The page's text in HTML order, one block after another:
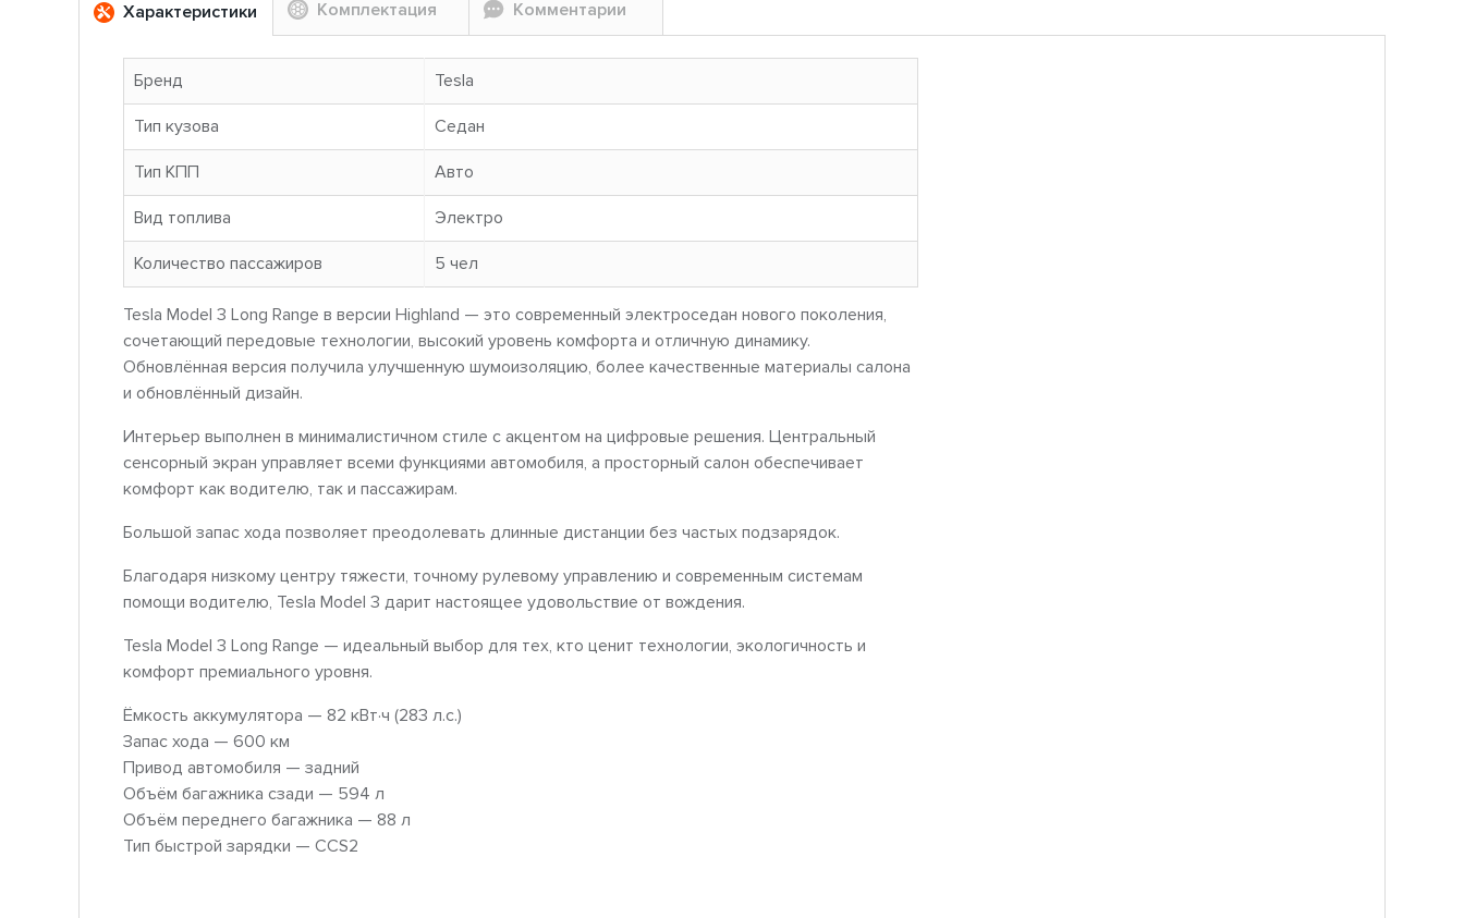
Характеристики Комплектация Комментарии
Бренд Tesla
Тип кузова Седан
Тип КПП Авто
Вид топлива Электро
Количество пассажиров 5 чел
Tesla Model 3 Long Range в версии Highland — это современный электроседан нового поколения,
сочетающий передовые технологии, высокий уровень комфорта и отличную динамику.
Обновлённая версия получила улучшенную шумоизоляцию, более качественные материалы салона
и обновлённый дизайн.
Интерьер выполнен в минималистичном стиле с акцентом на цифровые решения. Центральный
сенсорный экран управляет всеми функциями автомобиля, а просторный салон обеспечивает
комфорт как водителю, так и пассажирам.
Большой запас хода позволяет преодолевать длинные дистанции без частых подзарядок.
Благодаря низкому центру тяжести, точному рулевому управлению и современным системам
помощи водителю, Tesla Model 3 дарит настоящее удовольствие от вождения.
Tesla Model 3 Long Range — идеальный выбор для тех, кто ценит технологии, экологичность и
комфорт премиального уровня.
Ёмкость аккумулятора — 82 кВт·ч (283 л.с.)
Запас хода — 600 км
Привод автомобиля — задний
Объём багажника сзади — 594 л
Объём переднего багажника — 88 л
Тип быстрой зарядки — CCS2